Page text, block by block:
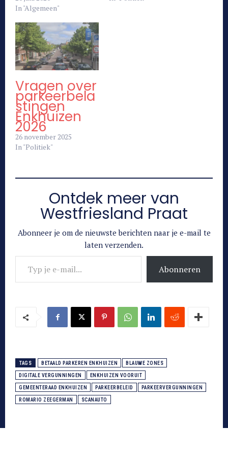
In "Algemeen"
Vragen over
parkeerbela
stingen
Enkhuizen
2026
26 november 2025
In "Politiek"
Ontdek meer van
Westfriesland Praat
Abonneer je om de nieuwste berichten naar je e-mail te
laten verzenden.
Typ je e-mail...
Abonneren
TAGS BETAALD PARKEREN ENKHUIZEN BLAUWE ZONES
DIGITALE VERGUNNINGEN ENKHUIZEN VOORUIT
GEMEENTERAAD ENKHUIZEN PARKEERBELEID PARKEERVERGUNNINGEN
ROMARIO ZEEGERMAN SCANAUTO